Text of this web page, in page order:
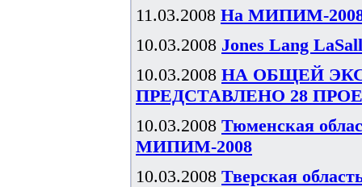
11.03.2008 На МИПИМ-2008
10.03.2008 Jones Lang
10.03.2008 НА ОБЩЕЙ
ПРЕДСТАВЛЕНО 28
10.03.2008 Тюменская
МИПИМ-2008
10.03.2008 Тверская